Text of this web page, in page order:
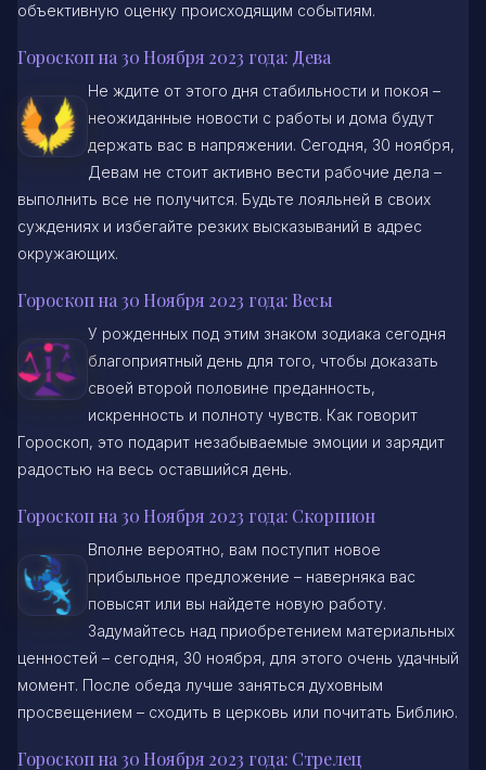
объективную оценку происходящим событиям.
Гороскоп на 30 Ноября 2023 года: Дева
Не ждите от этого дня стабильности и покоя –
неожиданные новости с работы и дома будут
держать вас в напряжении. Сегодня, 30 ноября,
Девам не стоит активно вести рабочие дела –
выполнить все не получится. Будьте лояльней в своих
суждениях и избегайте резких высказываний в адрес
окружающих.
Гороскоп на 30 Ноября 2023 года: Весы
У рожденных под этим знаком зодиака сегодня
благоприятный день для того, чтобы доказать
своей второй половине преданность,
искренность и полноту чувств. Как говорит
Гороскоп, это подарит незабываемые эмоции и зарядит
радостью на весь оставшийся день.
Гороскоп на 30 Ноября 2023 года: Скорпион
Вполне вероятно, вам поступит новое
прибыльное предложение – наверняка вас
повысят или вы найдете новую работу.
Задумайтесь над приобретением материальных
ценностей – сегодня, 30 ноября, для этого очень удачный
момент. После обеда лучше заняться духовным
просвещением – сходить в церковь или почитать Библию.
Гороскоп на 30 Ноября 2023 года: Стрелец